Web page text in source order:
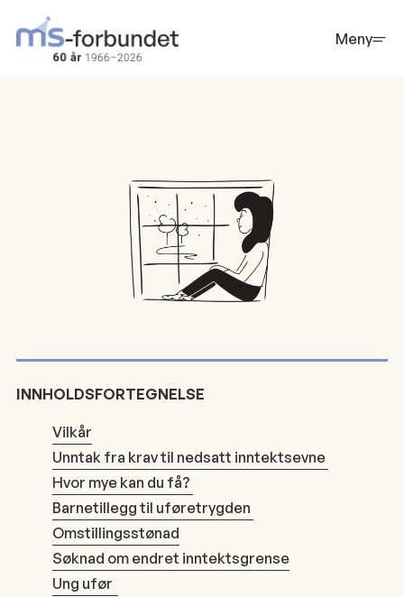
hovedinnhold
Meny
INNHOLDSFORTEGNELSE
Vilkår
Unntak fra krav til nedsatt inntektsevne
Hvor mye kan du få?
Barnetillegg til uføretrygden
Omstillingsstønad
Søknad om endret inntektsgrense
Ung ufør